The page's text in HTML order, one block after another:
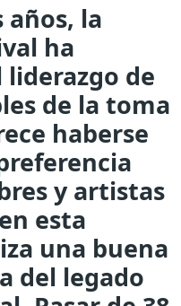
años, la
ha
liderazgo de
de la toma
haberse
y artistas
esta
una buena
del legado